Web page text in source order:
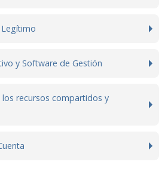
y Software de Gestión
recursos compartidos y